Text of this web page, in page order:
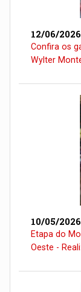
12/06/2026
Confira os
Wylter
10/05/2026
Etapa do
Oeste -